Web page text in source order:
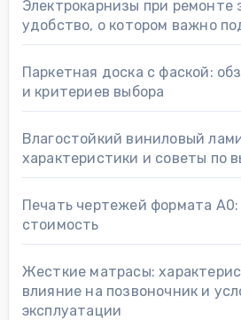
Электрокарнизы при ремонте
удобство, о котором важно
Паркетная доска с фаской:
и критериев выбора
Влагостойкий виниловый
характеристики и советы по
Печать чертежей формата А0:
стоимость
Жесткие матрасы:
влияние на позвоночник и
эксплуатации